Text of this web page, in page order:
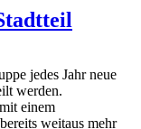
jedes Jahr neue
werden.
einem
weitaus mehr